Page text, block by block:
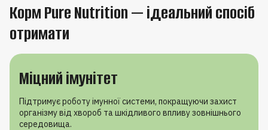
Корм Pure Nutrition — ідеальний спосіб
отримати
Міцний імунітет
Підтримує роботу імунної системи, покращуючи захист
організму від хвороб та шкідливого впливу зовнішнього
середовища.